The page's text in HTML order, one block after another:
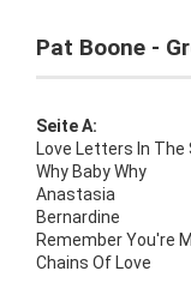
Pat Boone -
Seite A:
Love Letters In The
Why Baby Why
Anastasia
Bernardine
Remember You're
Chains Of Love